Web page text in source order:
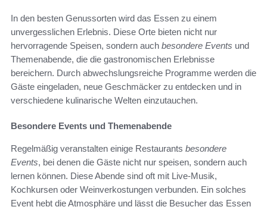
In den besten Genussorten wird das Essen zu einem
unvergesslichen Erlebnis. Diese Orte bieten nicht nur
hervorragende Speisen, sondern auch besondere Events und
Themenabende, die die gastronomischen Erlebnisse
bereichern. Durch abwechslungsreiche Programme werden die
Gäste eingeladen, neue Geschmäcker zu entdecken und in
verschiedene kulinarische Welten einzutauchen.
Besondere Events und Themenabende
Regelmäßig veranstalten einige Restaurants besondere
Events, bei denen die Gäste nicht nur speisen, sondern auch
lernen können. Diese Abende sind oft mit Live-Musik,
Kochkursen oder Weinverkostungen verbunden. Ein solches
Event hebt die Atmosphäre und lässt die Besucher das Essen